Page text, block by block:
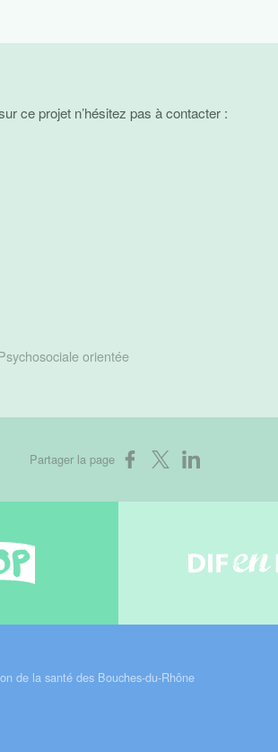
ce projet n’hésitez pas à contacter :
orientée
Partager la page Partager sur Facebook
Partager sur XPartager sur LinkedIn
de la santé des Bouches-du-Rhône